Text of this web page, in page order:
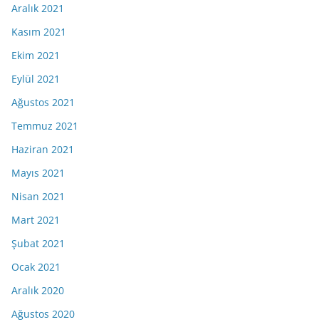
Aralık 2021
Kasım 2021
Ekim 2021
Eylül 2021
Ağustos 2021
Temmuz 2021
Haziran 2021
Mayıs 2021
Nisan 2021
Mart 2021
Şubat 2021
Ocak 2021
Aralık 2020
Ağustos 2020